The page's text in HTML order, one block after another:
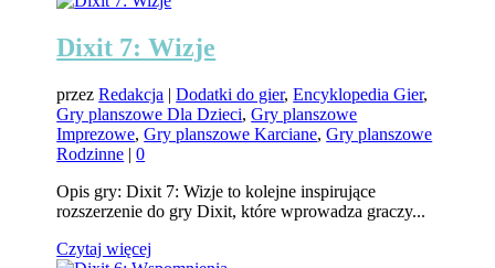
Dixit 7: Wizje
przezRedakcja |Dodatki do gier,Encyklopedia Gier,
Gry planszowe Dla Dzieci,Gry planszowe
Imprezowe,Gry planszowe Karciane,Gry planszowe
Rodzinne |0
Opis gry: Dixit 7: Wizje to kolejne inspirujące
rozszerzenie do gry Dixit, które wprowadza graczy...
Czytaj więcej